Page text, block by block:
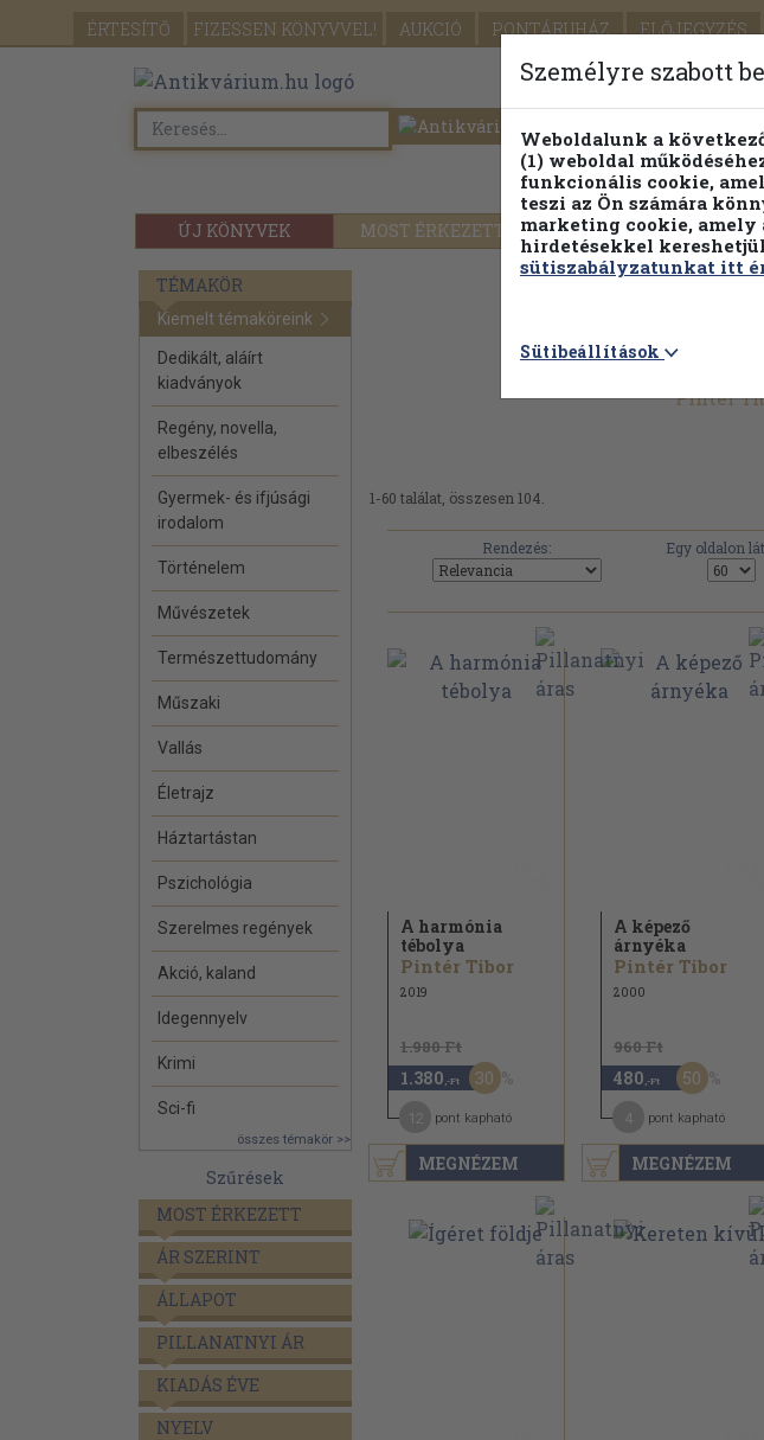
ÉRTESÍTŐ FIZESSEN KÖNYVVEL! AUKCIÓ PONTÁRUHÁZ ELŐJEGYZÉS
ÚJ KÖNYVEK MOST ÉRKEZETT PILLANATNYI
TÉMAKÖR
Kiemelt témaköreink
Dedikált, aláírt
kiadványok
Regény, novella,
elbeszélés
Gyermek- és ifjúsági
irodalom
Történelem
Művészetek
Természettudomány
Műszaki
Vallás
Életrajz
Háztartástan
Pszichológia
Szerelmes regények
Akció, kaland
Idegennyelv
Krimi
Sci-fi
összes témakör >>
Szűrések
MOST ÉRKEZETT
ÁR SZERINT
ÁLLAPOT
PILLANATNYI ÁR
KIADÁS ÉVE
NYELV
Pintér
1-60 találat, összesen 104.
Rendezés:
Egy oldalon
MEGNÉZEM
A harmónia
tébolya
Pintér Tibor
2019
1.980 Ft
1.380 ,-Ft 30
pont kapható
MEGNÉZEM
A képező
árnyéka
Pintér Tibor
2000
960 Ft
480 ,-Ft 50
pont kapható
Személyre szabott
Weboldalunk a
(1) weboldal
funkcionális cookie,
teszi az Ön számára
marketing cookie, amely
hirdetésekkel
sütiszabályzatunkat itt
Sütibeállítások